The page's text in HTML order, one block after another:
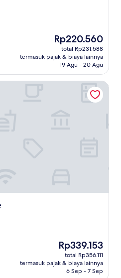
Harga
sekarang
Rp220.560
Rp220.560
total Rp231.588
termasuk pajak & biaya lainnya
19 Agu - 20 Agu
Harga
sekarang
Rp339.153
Rp339.153
total Rp356.111
termasuk pajak & biaya lainnya
6 Sep - 7 Sep